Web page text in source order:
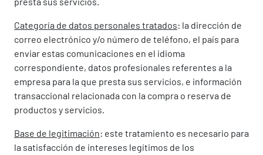
Categoría de datos personales tratados: la dirección de
correo electrónico y/o número de teléfono, el país para
enviar estas comunicaciones en el idioma
correspondiente, datos profesionales referentes a la
empresa para la que presta sus servicios, e información
transaccional relacionada con la compra o reserva de
productos y servicios.
Base de legitimación: este tratamiento es necesario para
la satisfacción de intereses legítimos de los